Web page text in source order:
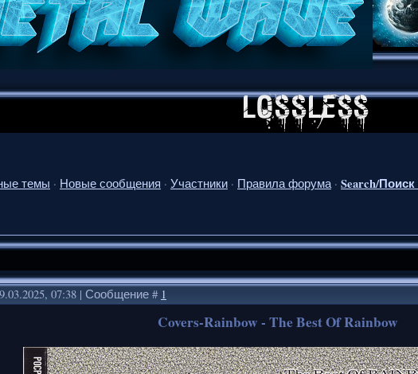
темы · Новые сообщения · Участники · Правила форума · Search/
07:38 | Сообщение # 1
Covers-Rainbow - The Best Of Rainbow